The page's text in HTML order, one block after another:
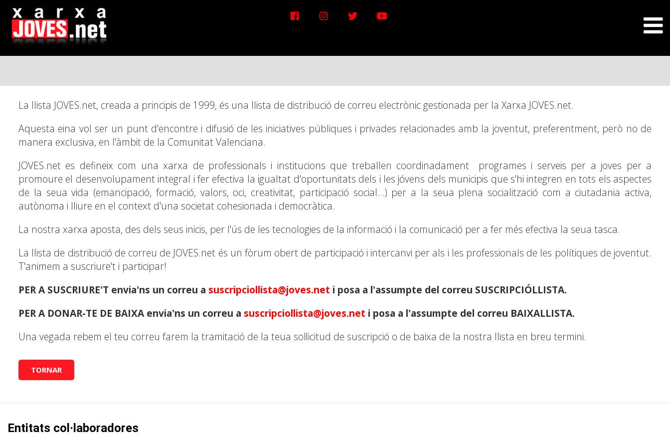
contingut
La llista JOVES.net, creada a principis de 1999, és una llista de distribució de correu electrònic gestionada per la Xarxa JOVES.net.
Aquesta eina vol ser un punt d'encontre i difusió de les iniciatives públiques i privades relacionades amb la joventut, preferentment, però no de
manera exclusiva, en l'àmbit de la Comunitat Valenciana.
JOVES.net es defineix com una xarxa de professionals i institucions que treballen coordinadament programes i serveis per a joves per a
promoure el desenvolupament integral i fer efectiva la igualtat d'oportunitats dels i les jóvens dels municipis que s'hi integren en tots els aspectes
de la seua vida (emancipació, formació, valors, oci, creativitat, participació social...) per a la seua plena socialització com a ciutadania activa,
autònoma i lliure en el context d'una societat cohesionada i democràtica.
La nostra xarxa aposta, des dels seus inicis, per l'ús de les tecnologies de la informació i la comunicació per a fer més efectiva la seua tasca.
La llista de distribució de correu de JOVES.net és un fòrum obert de participació i intercanvi per als i les professionals de les polítiques de joventut.
T'animem a suscriure't i participar!
PER A SUSCRIURE'T envia'ns un correu a suscripciollista@joves.net i posa a l'assumpte del correu SUSCRIPCIÓLLISTA.
PER A DONAR-TE DE BAIXA envia'ns un correu a suscripciollista@joves.net i posa a l'assumpte del correu BAIXALLISTA.
Una vegada rebem el teu correu farem la tramitació de la teua sol·licitud de suscripció o de baixa de la nostra llista en breu termini.
TORNAR
Entitats col·laboradores